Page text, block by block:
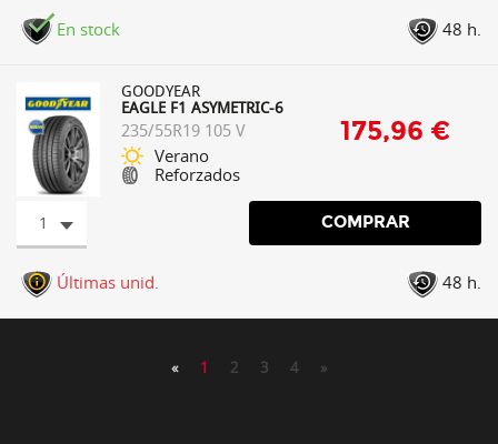
En stock 48 h.
GOODYEAR
EAGLE F1 ASYMETRIC-6
235/55R19 105 V
Verano
Reforzados
175,96 €
1 COMPRAR
Últimas unid. 48 h.
« 1 2 3 4 »